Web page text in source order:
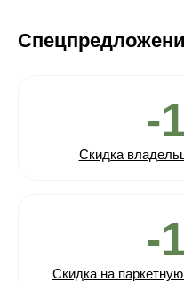
-
Скидка
-
Скидка на